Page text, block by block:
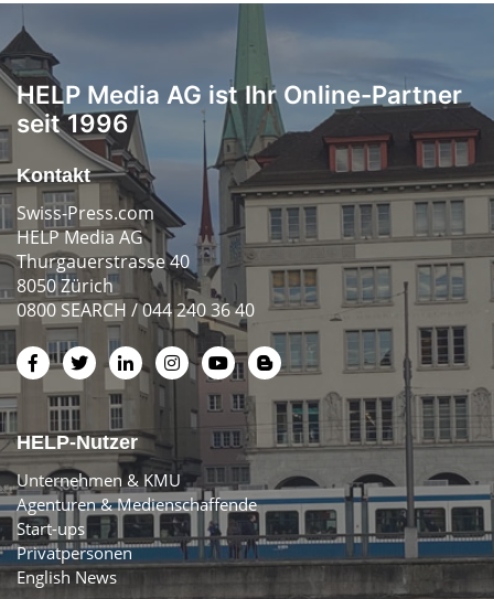
HELP Media AG ist Ihr Online-Partner
seit 1996
Kontakt
Swiss-Press.com
HELP Media AG
Thurgauerstrasse 40
8050 Zürich
0800 SEARCH / 044 240 36 40
HELP-Nutzer
Unternehmen & KMU
Agenturen & Medienschaffende
Start-ups
Privatpersonen
English News